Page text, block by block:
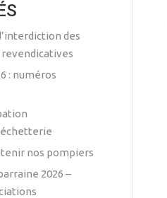
des
: numéros
nos pompiers
2026 –